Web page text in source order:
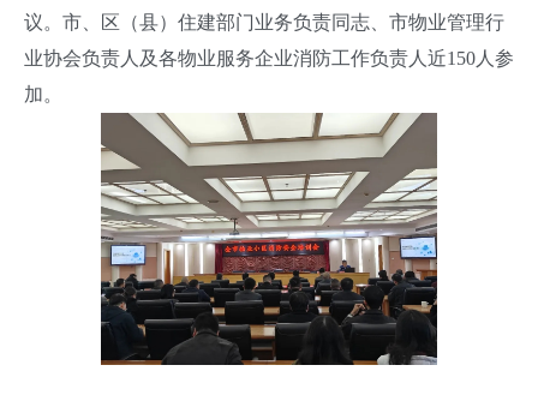
议。市、区（县）住建部门业务负责同志、市物业管理行
业协会负责人及各物业服务企业消防工作负责人近150人参
加。